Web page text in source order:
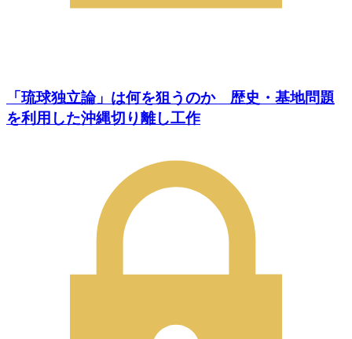
「琉球独立論」は何を狙うのか 歴史・基地問題
を利用した沖縄切り離し工作